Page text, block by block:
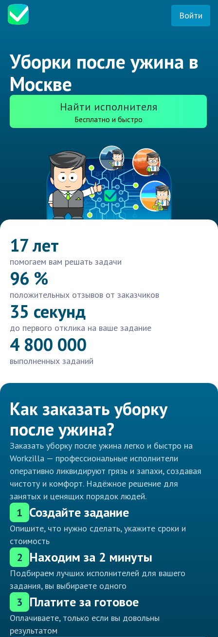
Войти
Уборки после ужина в
Москве
Найти исполнителя
Бесплатно и быстро
17 лет
помогаем вам решать задачи
96 %
положительных отзывов от заказчиков
35 секунд
до первого отклика на ваше задание
4 800 000
выполненных заданий
Как заказать уборку
после ужина?
Заказать уборку после ужина легко и быстро на
Workzilla — профессиональные исполнители
оперативно ликвидируют грязь и запахи, создавая
чистоту и комфорт. Надёжное решение для
занятых и ценящих порядок людей.
1 Создайте задание
Опишите, что нужно сделать, укажите сроки и
стоимость
2 Находим за 2 минуты
Подбираем лучших исполнителей для вашего
задания, вы выбираете одного
3 Платите за готовое
Оплачиваете, только если вы довольны
результатом